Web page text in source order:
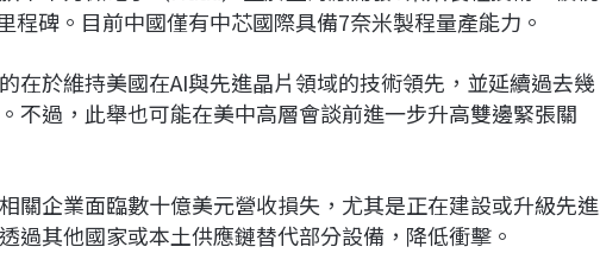
程碑。目前中國僅有中芯國際具備7奈米製程量產能力。
在於維持美國在AI與先進晶片領域的技術領先，並延續過去幾
不過，此舉也可能在美中高層會談前進一步升高雙邊緊張關
關企業面臨數十億美元營收損失，尤其是正在建設或升級先進
過其他國家或本土供應鏈替代部分設備，降低衝擊。